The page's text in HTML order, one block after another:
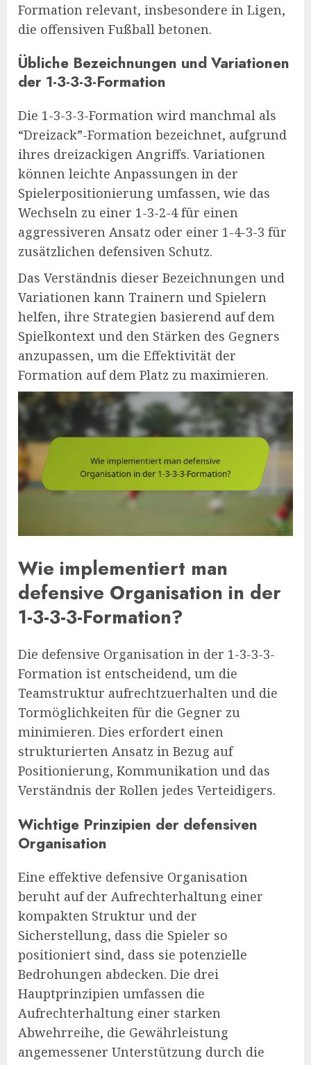
Formation relevant, insbesondere in Ligen,
die offensiven Fußball betonen.
Übliche Bezeichnungen und Variationen
der 1-3-3-3-Formation
Die 1-3-3-3-Formation wird manchmal als
“Dreizack”-Formation bezeichnet, aufgrund
ihres dreizackigen Angriffs. Variationen
können leichte Anpassungen in der
Spielerpositionierung umfassen, wie das
Wechseln zu einer 1-3-2-4 für einen
aggressiveren Ansatz oder einer 1-4-3-3 für
zusätzlichen defensiven Schutz.
Das Verständnis dieser Bezeichnungen und
Variationen kann Trainern und Spielern
helfen, ihre Strategien basierend auf dem
Spielkontext und den Stärken des Gegners
anzupassen, um die Effektivität der
Formation auf dem Platz zu maximieren.
Wie implementiert man
defensive Organisation in der
1-3-3-3-Formation?
Die defensive Organisation in der 1-3-3-3-
Formation ist entscheidend, um die
Teamstruktur aufrechtzuerhalten und die
Tormöglichkeiten für die Gegner zu
minimieren. Dies erfordert einen
strukturierten Ansatz in Bezug auf
Positionierung, Kommunikation und das
Verständnis der Rollen jedes Verteidigers.
Wichtige Prinzipien der defensiven
Organisation
Eine effektive defensive Organisation
beruht auf der Aufrechterhaltung einer
kompakten Struktur und der
Sicherstellung, dass die Spieler so
positioniert sind, dass sie potenzielle
Bedrohungen abdecken. Die drei
Hauptprinzipien umfassen die
Aufrechterhaltung einer starken
Abwehrreihe, die Gewährleistung
angemessener Unterstützung durch die